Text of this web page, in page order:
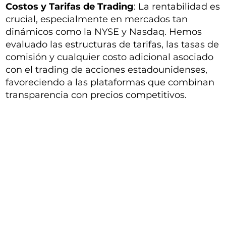
Costos y Tarifas de Trading: La rentabilidad es
crucial, especialmente en mercados tan
dinámicos como la NYSE y Nasdaq. Hemos
evaluado las estructuras de tarifas, las tasas de
comisión y cualquier costo adicional asociado
con el trading de acciones estadounidenses,
favoreciendo a las plataformas que combinan
transparencia con precios competitivos.